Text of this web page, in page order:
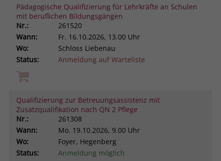
Pädagogische Qualifizierung für Lehrkräfte an Schulen
mit beruflichen Bildungsgängen
Nr.:
261520
Wann:
Fr. 16.10.2026, 13.00 Uhr
Wo:
Schloss Liebenau
Status:
Anmeldung auf Warteliste
Qualifizierung zur Betreuungsassistenz mit
Zusatzqualifikation nach QN 2 Pflege
Nr.:
261308
Wann:
Mo. 19.10.2026, 9.00 Uhr
Wo:
Foyer, Hegenberg
Status:
Anmeldung möglich